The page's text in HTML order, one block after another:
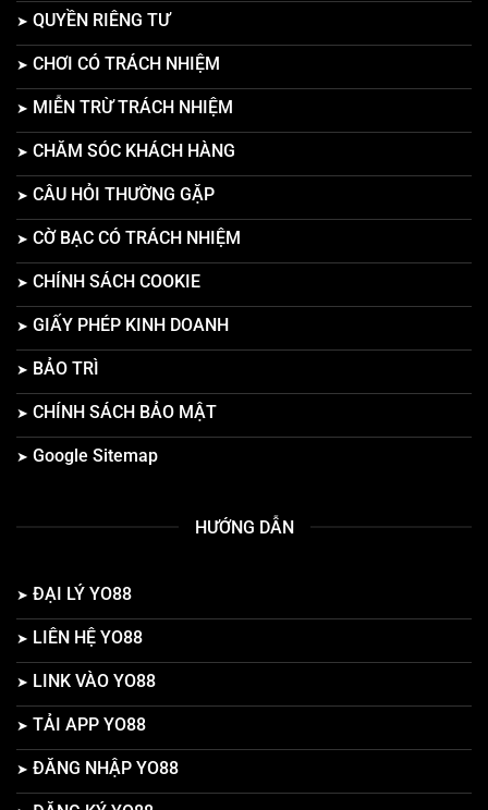
QUYỀN RIÊNG TƯ
CHƠI CÓ TRÁCH NHIỆM
MIỄN TRỪ TRÁCH NHIỆM
CHĂM SÓC KHÁCH HÀNG
CÂU HỎI THƯỜNG GẶP
CỜ BẠC CÓ TRÁCH NHIỆM
CHÍNH SÁCH COOKIE
GIẤY PHÉP KINH DOANH
BẢO TRÌ
CHÍNH SÁCH BẢO MẬT
Google Sitemap
HƯỚNG DẪN
ĐẠI LÝ YO88
LIÊN HỆ YO88
LINK VÀO YO88
TẢI APP YO88
ĐĂNG NHẬP YO88